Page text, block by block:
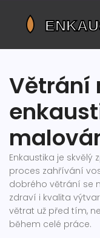
Větrání
Enkaustika je skvělý
proces zahřívání
dobrého větrání se
zdraví i kvalita
větrat už před tím,
během celé práce.